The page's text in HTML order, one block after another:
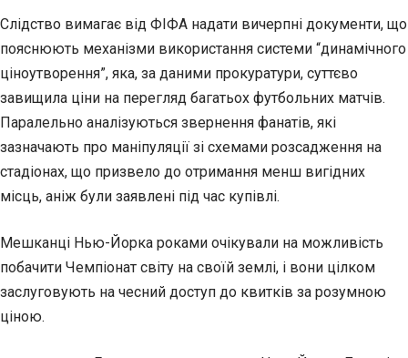
Слідство вимагає від ФІФА надати вичерпні документи, що
пояснюють механізми використання системи “динамічного
ціноутворення”, яка, за даними прокуратури, суттєво
завищила ціни на перегляд багатьох футбольних матчів.
Паралельно аналізуються звернення фанатів, які
зазначають про маніпуляції зі схемами розсадження на
стадіонах, що призвело до отримання менш вигідних
місць, аніж були заявлені під час купівлі.
Мешканці Нью-Йорка роками очікували на можливість
побачити Чемпіонат світу на своїй землі, і вони цілком
заслуговують на чесний доступ до квитків за розумною
ціною.